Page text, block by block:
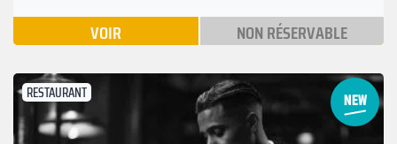
VOIR NON RÉSERVABLE
RESTAURANT